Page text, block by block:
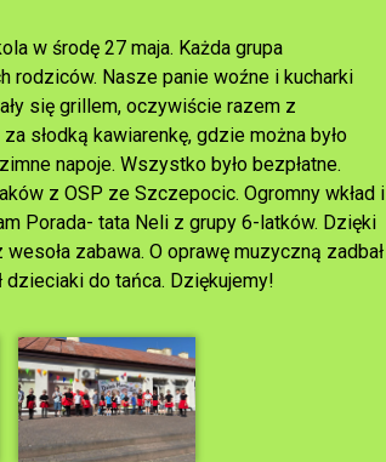
w środę 27 maja. Każda grupa
rodziców. Nasze panie woźne i kucharki
się grillem, oczywiście razem z
słodką kawiarenkę, gdzie można było
napoje. Wszystko było bezpłatne.
z OSP ze Szczepocic. Ogromny wkład i
Porada- tata Neli z grupy 6-latków. Dzięki
zabawa. O oprawę muzyczną zadbał
do tańca. Dziękujemy!